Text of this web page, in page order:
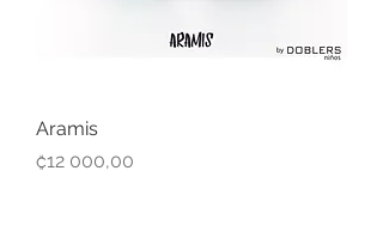
Aramis
Precio
₡12 000,00